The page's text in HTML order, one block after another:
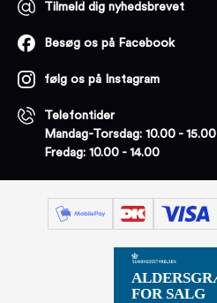
Tilmeld dig nyhedsbrevet
Besøg os på Facebook
følg os på Instagram
Telefontider
Mandag-Torsdag: 10.00 - 15.00
Fredag: 10.00 - 14.00